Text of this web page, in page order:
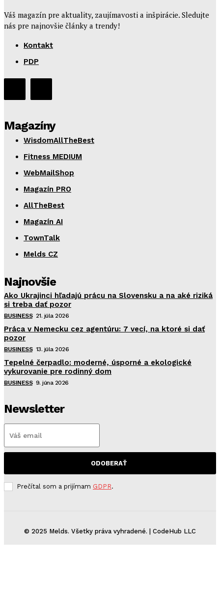
Váš magazín pre aktuality, zaujímavosti a inšpirácie. Sledujte
nás pre najnovšie články a trendy!
Kontakt
PDP
Magazíny
WisdomAllTheBest
Fitness MEDIUM
WebMailShop
Magazín PRO
AllTheBest
Magazín AI
TownTalk
Melds CZ
Najnovšie
Ako Ukrajinci hľadajú prácu na Slovensku a na aké riziká
si treba dať pozor
BUSINESS 21. júla 2026
Práca v Nemecku cez agentúru: 7 vecí, na ktoré si dať
pozor
BUSINESS 13. júla 2026
Tepelné čerpadlo: moderné, úsporné a ekologické
vykurovanie pre rodinný dom
BUSINESS 9. júna 2026
Newsletter
ODOBERAŤ
Prečítal som a prijímam GDPR.
© 2025 Melds. Všetky práva vyhradené. | CodeHub LLC